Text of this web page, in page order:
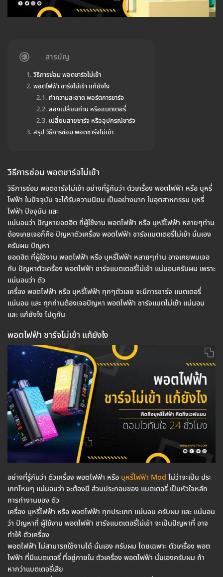
สารบัญ
วิธีการซ่อม พอตชาร์จไม่เข้า
พอตไฟฟ้า ชาร์จไม่เข้า แก้ยังไง
ทำความสะอาด พอร์ตการชาร์จ
ลองเปลี่ยนถ่าน หรือแบตเตอรี่
เปลี่ยนสายชาร์จ หรืออุปกรณ์ชาร์จ
สรุป วิธีการซ่อม พอตชาร์จไม่เข้า
วิธีการซ่อม พอตชาร์จไม่เข้า
วิธีการซ่อม พอตชาร์จไม่เข้า อย่างที่รู้กันว่า ตัวเครื่อง พอตไฟฟ้า หรือ บุหรี่
ไฟฟ้า ในปัจจุบัน จะได้รับความนิยม เป็นอย่างมาก ในอุตสาหกรรม บุหรี่
ไฟฟ้า ปัจจุบัน และ
แน่นอนว่า ปัญหายอดฮิต ที่ผู้ใช้งาน พอตไฟฟ้า หรือ บุหรี่ไฟฟ้า หลายๆท่าน
ต้องเคยเจอก็คือ ปัญหาตัวเครื่อง พอตไฟฟ้า ชาร์จแบตเตอรี่ไม่เข้า นั่นเอง
ครับผม ปัญหา
ยอดฮิต ที่ผู้ใช้งาน พอตไฟฟ้า หรือ บุหรี่ไฟฟ้า หลายๆท่าน อาจเคยพบเจอ
กับ ปัญหาตัวเครื่อง พอตไฟฟ้า ชาร์จแบตเตอรี่ไม่เข้า แน่นอนครับผม เพราะ
แน่นอนว่า ตัว
เครื่อง พอตไฟฟ้า หรือ บุหรี่ไฟฟ้า ทุกๆตัวเลย จะมีการชาร์จ แบตเตอรี่
แน่นอน และ ทุกท่านต้องเจอปัญหา พอตไฟฟ้า ชาร์จแบตไม่เข้า แน่นอน
และ แก้ยังไง ไปดูกัน
พอตไฟฟ้า ชาร์จไม่เข้า แก้ยังไง
อย่างที่รู้กันว่า ตัวเครื่อง พอตไฟฟ้า หรือ บุหรี่ไฟฟ้า Mod ไม่ว่าจะเป็น ประ
เภทไหนๆ แน่นอนว่า จะต้องมี ส่วนประกอบของ แบตเตอรี่ เป็นหัวใจหลัก
การทำงานของ ตัว
เครื่อง บุหรี่ไฟฟ้า หรือ พอตไฟฟ้า ทุกประเภท แน่นอน ครับผม และ แน่นอน
ว่า ปัญหาที่ ผู้ใช้งาน พอตไฟฟ้า ชาร์จแบตเตอรี่ไม่เข้า จะเป็นปัญหาที่ อาจ
ทำให้ ตัวเครื่อง
พอตไฟฟ้า ไม่สามารถใช้งานได้ นั่นเอง ครับผม โดยเฉพาะ ตัวเครื่อง พอต
ไฟฟ้า ที่มีแบตเตอรี่ ที่อยู่ภายใน ตัวเครื่อง พอตไฟฟ้า นั่นเองครับผม ถ้า
หากว่าแบตเตอรี่เสีย